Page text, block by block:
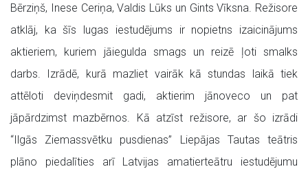
Bērziņš, Inese Ceriņa, Valdis Lūks un Gints Vīksna. Režisore
atklāj, ka šīs lugas iestudējums ir nopietns izaicinājums
aktieriem, kuriem jāiegulda smags un reizē ļoti smalks
darbs. Izrādē, kurā mazliet vairāk kā stundas laikā tiek
attēloti deviņdesmit gadi, aktierim jānoveco un pat
jāpārdzimst mazbērnos. Kā atzīst režisore, ar šo izrādi
“Ilgās Ziemassvētku pusdienas” Liepājas Tautas teātris
plāno piedalīties arī Latvijas amatierteātru iestudējumu